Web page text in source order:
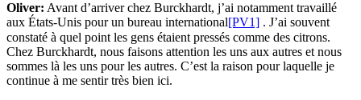
Oliver: Avant d’arriver chez Burckhardt, j’ai notamment travaillé
aux États-Unis pour un bureau international[PV1] . J’ai souvent
constaté à quel point les gens étaient pressés comme des citrons.
Chez Burckhardt, nous faisons attention les uns aux autres et nous
sommes là les uns pour les autres. C’est la raison pour laquelle je
continue à me sentir très bien ici.